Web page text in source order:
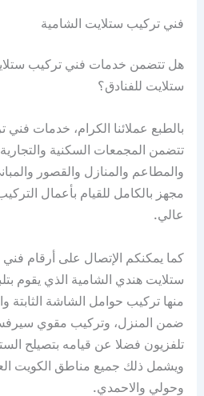
فني تركيب ستلايت الشامية
هل تتضمن خدمات فني تركيب
ستلايت للفنادق؟
بالطبع عملائنا الكرام، خدمات
تتضمن المجمعات السكنية
والمطاعم والمنازل والقصور
مجهز بالكامل للقيام بأعمال
عالي.
كما يمكنكم الإتصال على أرقام
ستلايت هندي الشامية الذي يقوم
منها تركيب حوامل الشاشة الثابتة
ضمن المنزل، وتركيب مقوي
تلفزيون فضلا عن قيامه بتصيلح
ويشمل ذلك جميع مناطق الكويت
وحولي والاحمدي.